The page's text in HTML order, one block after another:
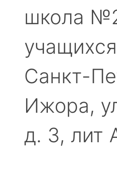
школа
учащихся
Санкт-
Ижора,
д. 3, лит